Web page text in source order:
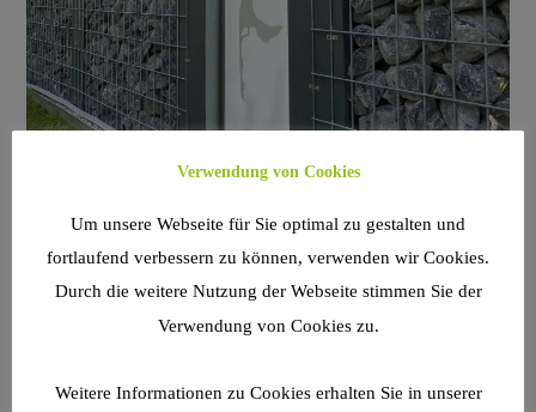
Willkommen im exklusiven
Gartenjahr 2020: Launch unserer
Homepage www.design-gabionen.de sowie unser kleines Start-
Verwendung von Cookies
Um unsere Webseite für Sie optimal zu gestalten und
fortlaufend verbessern zu können, verwenden wir Cookies.
Durch die weitere Nutzung der Webseite stimmen Sie der
Verwendung von Cookies zu.
Weitere Informationen zu Cookies erhalten Sie in unserer